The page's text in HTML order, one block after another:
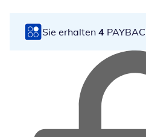
Sie erhalten 4